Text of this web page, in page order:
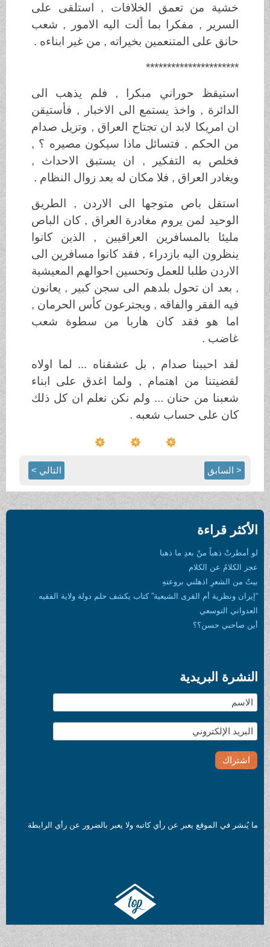
خشية من تعمق الخلافات , استلقى على
السرير , مفكرا بما ألت اليه الامور , شعب
حانق على المتنعمين بخيراته , من غير ابناءه .
**********************
استيقظ حوراني مبكرا , فلم يذهب الى
الدائرة , واخذ يستمع الى الاخبار , فأستيقن
ان امريكا لابد ان تجتاح العراق , وتزيل صدام
من الحكم , فتسائل ماذا سيكون مصيره ؟ ,
فخلص به التفكير , ان يستبق الاحداث ,
ويغادر العراق , فلا مكان له بعد زوال النظام .
استقل باص متوجها الى الاردن , الطريق
الوحيد لمن يروم مغادرة العراق , كان الباص
مليئا بالمسافرين العراقيين , الذين كانوا
ينظرون اليه بازدراء , فقد كانوا مسافرين الى
الاردن طلبا للعمل وتحسين احوالهم المعيشية
, بعد ان تحول بلدهم الى سجن كبير , يعانون
فيه الفقر والفاقه , ويجترعون كأس الحرمان ,
اما هو فقد كان هاربا من سطوة شعب
غاضب .
لقد احببنا صدام , بل عشقناه ... لما اولاه
لقضيتنا من اهتمام , ولما اغدق على ابناء
شعبنا من حنان ... ولم نكن نعلم ان كل ذلك
كان على حساب شعبه .
< السابق التالي >
الأكثر قراءة
لو أمطرتْ ذهباً منْ بعدِ ما ذهبا
عجز الكلامُ عن الكلام
بيتٌ من الشعرِ اذهلني بروعتهِ
“إيران ونظرية أم القرى الشيعية” كتاب يكشف حلم دولة ولاية الفقيه
العدواني التوسعي
أين صاحبي حسن؟؟
النشرة البريدية
ما يُنشر في الموقع يعبر عن رأي كاتبه ولا يعبر بالضرور عن رأي الرابطة